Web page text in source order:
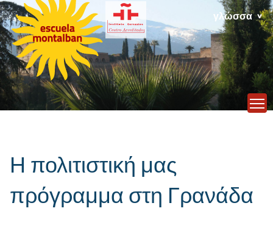
γλώσσα
Η πολιτιστική μας
πρόγραμμα στη Γρανάδα